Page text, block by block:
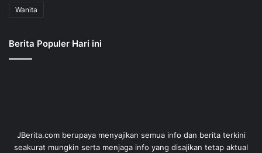
Wanita
Berita Populer Hari ini
JBerita.com berupaya menyajikan semua info dan berita terkini
seakurat mungkin serta menjaga info yang disajikan tetap aktual